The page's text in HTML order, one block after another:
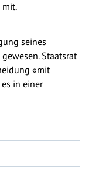
mit.
seines
Staatsrat
«mit
in einer